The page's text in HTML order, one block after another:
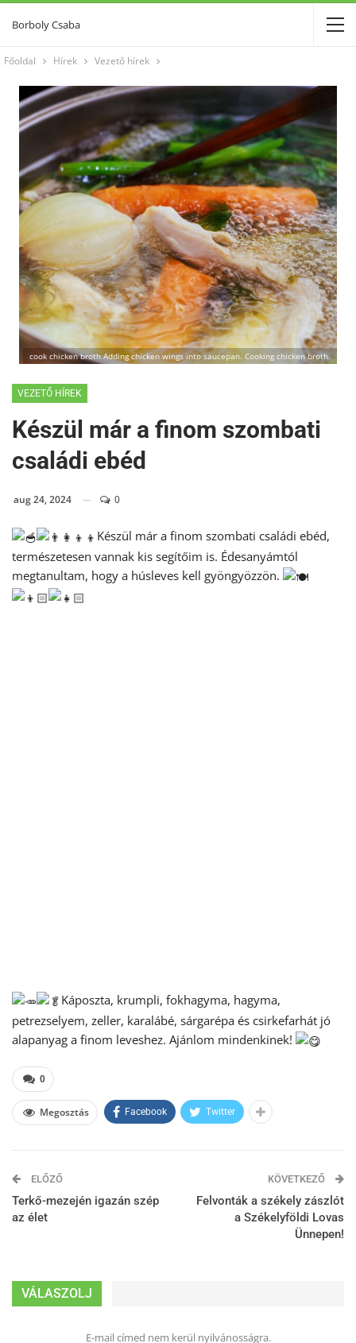
Borboly Csaba
Főoldal Hírek Vezető hírek
cook chicken broth Adding chicken wings into saucepan. Cooking chicken broth.
VEZETŐ HÍREK
Készül már a finom szombati
családi ebéd
aug 24, 2024 0
Készül már a finom szombati családi ebéd,
természetesen vannak kis segítőim is. Édesanyámtól
megtanultam, hogy a húsleves kell gyöngyözzön.
Káposzta, krumpli, fokhagyma, hagyma,
petrezselyem, zeller, karalábé, sárgarépa és csirkefarhát jó
alapanyag a finom leveshez. Ajánlom mindenkinek!
0
Megosztás Facebook Twitter
ELŐZŐ
Terkő-mezején igazán szép
az élet
KÖVETKEZŐ
Felvonták a székely zászlót
a Székelyföldi Lovas
Ünnepen!
VÁLASZOLJ
E-mail címed nem kerül nyilvánosságra.